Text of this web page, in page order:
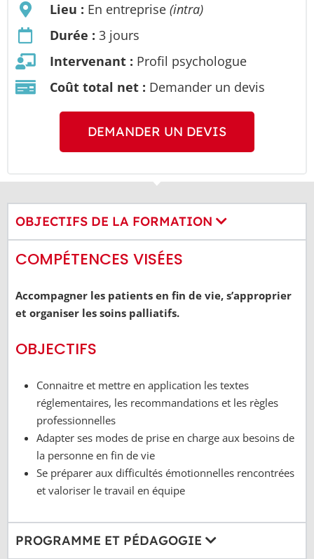
Lieu : En entreprise (intra)
Durée : 3 jours
Intervenant : Profil psychologue
Coût total net : Demander un devis
DEMANDER UN DEVIS
OBJECTIFS DE LA FORMATION
COMPÉTENCES VISÉES
Accompagner les patients en fin de vie, s’approprier
et organiser les soins palliatifs.
OBJECTIFS
Connaitre et mettre en application les textes
réglementaires, les recommandations et les règles
professionnelles
Adapter ses modes de prise en charge aux besoins de
la personne en fin de vie
Se préparer aux difficultés émotionnelles rencontrées
et valoriser le travail en équipe
PROGRAMME ET PÉDAGOGIE